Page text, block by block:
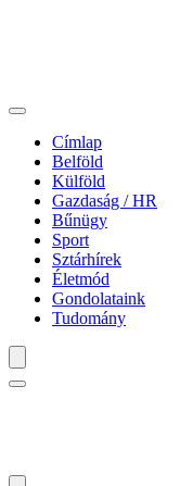
Címlap
Belföld
Külföld
Gazdaság / HR
Bűnügy
Sport
Sztárhírek
Életmód
Gondolataink
Tudomány